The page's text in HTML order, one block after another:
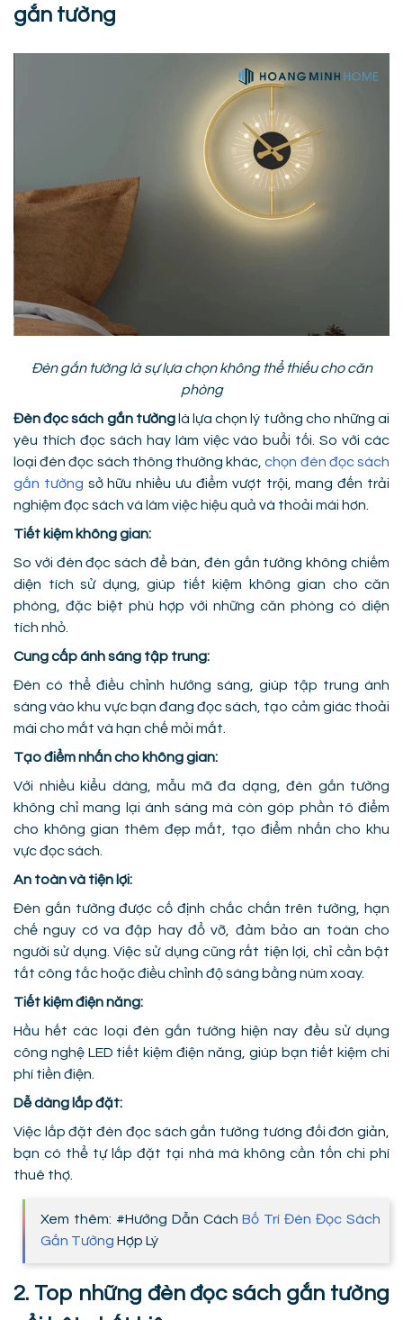
gắn tường
Đèn gắn tường là sự lựa chọn không thể thiếu cho căn
phòng
Đèn đọc sách gắn tườnglà lựa chọn lý tưởng cho những ai
yêu thích đọc sách hay làm việc vào buổi tối. So với các
loại đèn đọc sách thông thường khác,chọn đèn đọc sách
gắn tường sở hữu nhiều ưu điểm vượt trội, mang đến trải
nghiệm đọc sách và làm việc hiệu quả và thoải mái hơn.
Tiết kiệm không gian:
So với đèn đọc sách để bàn, đèn gắn tường không chiếm
diện tích sử dụng, giúp tiết kiệm không gian cho căn
phòng, đặc biệt phù hợp với những căn phòng có diện
tích nhỏ.
Cung cấp ánh sáng tập trung:
Đèn có thể điều chỉnh hướng sáng, giúp tập trung ánh
sáng vào khu vực bạn đang đọc sách, tạo cảm giác thoải
mái cho mắt và hạn chế mỏi mắt.
Tạo điểm nhấn cho không gian:
Với nhiều kiểu dáng, mẫu mã đa dạng, đèn gắn tường
không chỉ mang lại ánh sáng mà còn góp phần tô điểm
cho không gian thêm đẹp mắt, tạo điểm nhấn cho khu
vực đọc sách.
An toàn và tiện lợi:
Đèn gắn tường được cố định chắc chắn trên tường, hạn
chế nguy cơ va đập hay đổ vỡ, đảm bảo an toàn cho
người sử dụng. Việc sử dụng cũng rất tiện lợi, chỉ cần bật
tắt công tắc hoặc điều chỉnh độ sáng bằng núm xoay.
Tiết kiệm điện năng:
Hầu hết các loại đèn gắn tường hiện nay đều sử dụng
công nghệ LED tiết kiệm điện năng, giúp bạn tiết kiệm chi
phí tiền điện.
Dễ dàng lắp đặt:
Việc lắp đặt đèn đọc sách gắn tường tương đối đơn giản,
bạn có thể tự lắp đặt tại nhà mà không cần tốn chi phí
thuê thợ.
Xem thêm: #Hướng Dẫn CáchBố Trí Đèn Đọc Sách
Gắn Tường Hợp Lý
2. Top những đèn đọc sách gắn tường